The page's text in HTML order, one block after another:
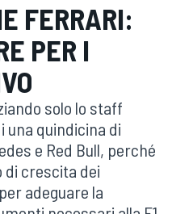
FERRARI:
PER I
solo lo staff
una quindicina di
e Red Bull, perché
di crescita dei
adeguare la